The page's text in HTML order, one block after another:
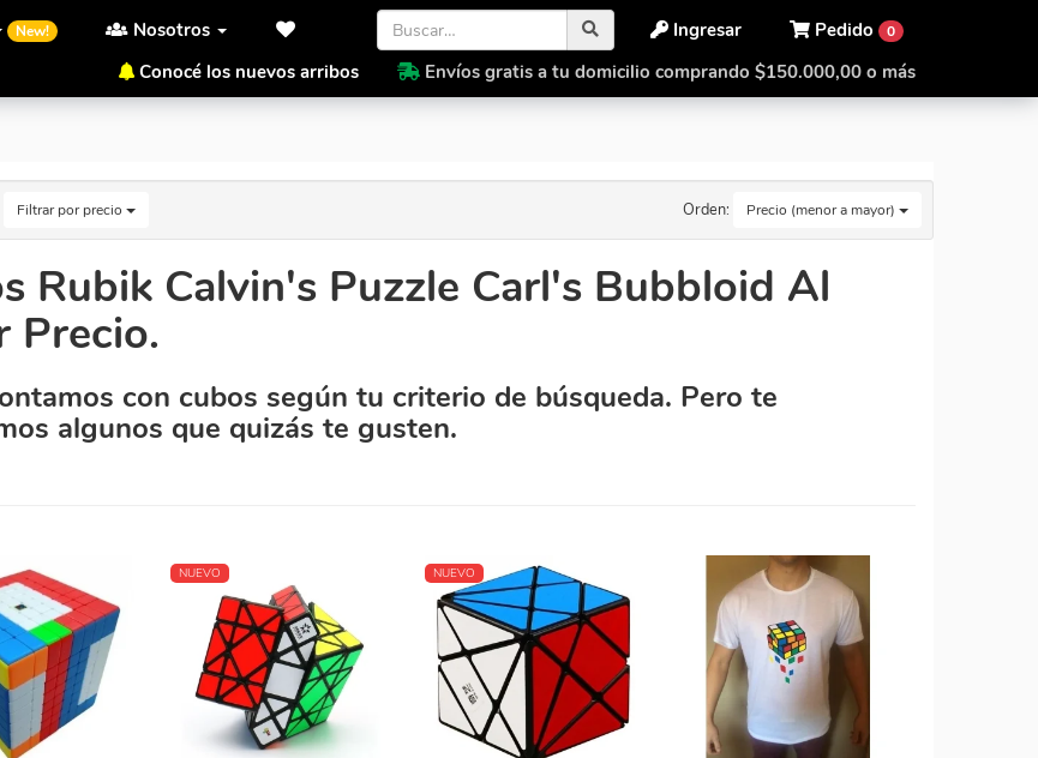
New! Nosotros Pedido 0
Ingresar
Conocé los nuevos arribos
Envíos gratis a tu domicilio comprando $150.000,00 o más
Filtrar por precio Orden: Precio (menor a mayor)
Rubik Calvin's Puzzle Carl's Bubbloid Al
Precio.
con cubos según tu criterio de búsqueda. Pero te
algunos que quizás te gusten.
NUEVO NUEVO